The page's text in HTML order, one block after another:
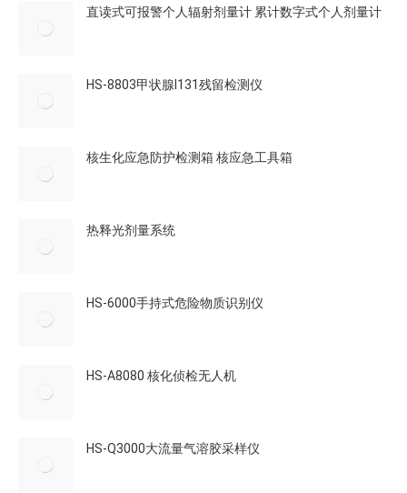
直读式可报警个人辐射剂量计 累计数字式个人剂量计
HS-8803甲状腺I131残留检测仪
核生化应急防护检测箱 核应急工具箱
热释光剂量系统
HS-6000手持式危险物质识别仪
HS-A8080 核化侦检无人机
HS-Q3000大流量气溶胶采样仪